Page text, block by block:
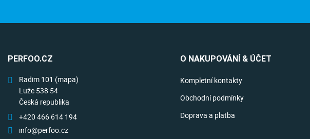
PERFOO.CZ
Radim 101 (mapa)
Luže 538 54
Česká republika
+420 466 614 194
info@perfoo.cz
O NAKUPOVÁNÍ & ÚČET
Kompletní kontakty
Obchodní podmínky
Doprava a platba